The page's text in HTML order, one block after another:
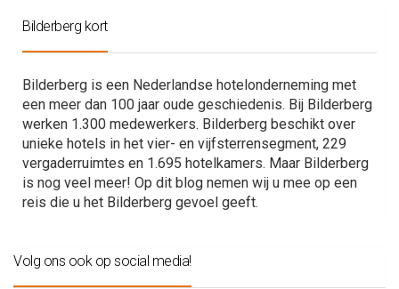
Bilderberg kort
Bilderberg is een Nederlandse hotelonderneming met
een meer dan 100 jaar oude geschiedenis. Bij Bilderberg
werken 1.300 medewerkers. Bilderberg beschikt over
unieke hotels in het vier- en vijfsterrensegment, 229
vergaderruimtes en 1.695 hotelkamers. Maar Bilderberg
is nog veel meer! Op dit blog nemen wij u mee op een
reis die u het Bilderberg gevoel geeft.
Volg ons ook op social media!